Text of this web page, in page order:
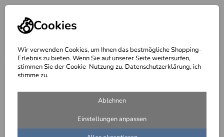
Cookies
Wir verwenden Cookies, um Ihnen das bestmögliche Shopping-
Erlebnis zu bieten. Wenn Sie auf unserer Seite weitersurfen,
stimmen Sie der Cookie-Nutzung zu. Datenschutzerklärung, ich
stimme zu.
Ablehnen
Einstellungen anpassen
Ausleger, Schilder, Logos und Schriftzüge
Schilder mit einem Digi Print
Filter (3) Sortieren